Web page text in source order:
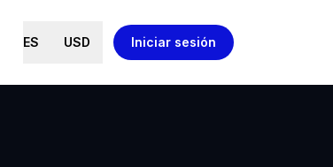
ES USD Iniciar sesión